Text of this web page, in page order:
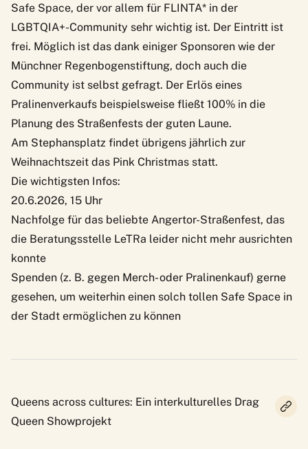
Safe Space, der vor allem für FLINTA* in der
LGBTQIA+-Community sehr wichtig ist. Der Eintritt ist
frei. Möglich ist das dank einiger Sponsoren wie der
Münchner Regenbogenstiftung, doch auch die
Community ist selbst gefragt. Der Erlös eines
Pralinenverkaufs beispielsweise fließt 100% in die
Planung des Straßenfests der guten Laune.
Am Stephansplatz findet übrigens jährlich zur
Weihnachtszeit das Pink Christmas statt.
Die wichtigsten Infos:
20.6.2026, 15 Uhr
Nachfolge für das beliebte Angertor-Straßenfest, das
die Beratungsstelle LeTRa leider nicht mehr ausrichten
konnte
Spenden (z. B. gegen Merch- oder Pralinenkauf) gerne
gesehen, um weiterhin einen solch tollen Safe Space in
der Stadt ermöglichen zu können
Queens across cultures: Ein interkulturelles Drag
Queen Showprojekt